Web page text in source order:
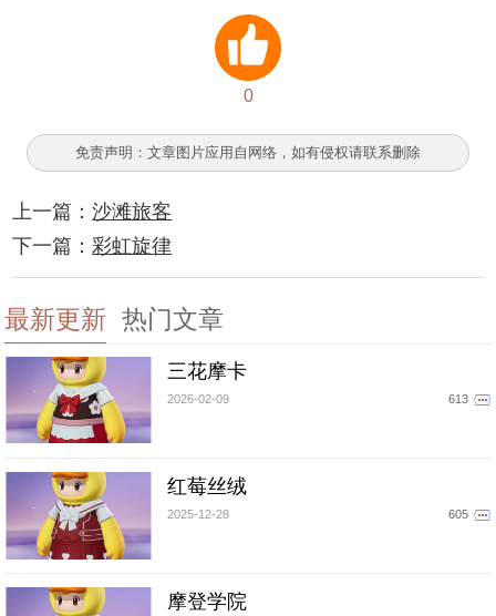
0
免责声明：文章图片应用自网络，如有侵权请联系删除
上一篇：沙滩旅客
下一篇：彩虹旋律
最新更新 热门文章
三花摩卡
2026-02-09 613
红莓丝绒
2025-12-28 605
摩登学院